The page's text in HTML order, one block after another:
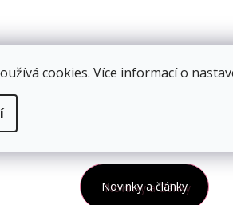
cookies. Více informací o
Novinky a články